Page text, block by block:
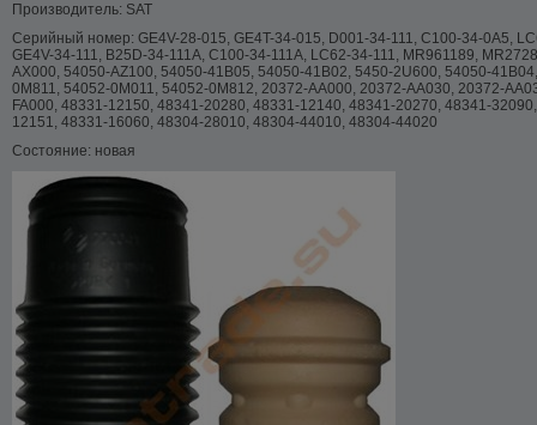
Производитель: SAT
Серийный номер: GE4V-28-015, GE4T-34-015, D001-34-111, C100-34-0A5,
GE4V-34-111, B25D-34-111A, C100-34-111A, LC62-34-111, MR961189,
AX000, 54050-AZ100, 54050-41B05, 54050-41B02, 5450-2U600, 54050-
0M811, 54052-0M011, 54052-0M812, 20372-AA000, 20372-AA030, 20372-
FA000, 48331-12150, 48341-20280, 48331-12140, 48341-20270, 48341-
12151, 48331-16060, 48304-28010, 48304-44010, 48304-44020
Состояние: новая